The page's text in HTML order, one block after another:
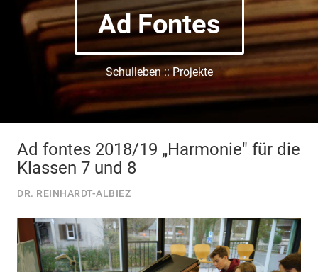
Ad Fontes
Schulleben :: Projekte
Ad fontes 2018/19 „Harmonie" für die
Klassen 7 und 8
DR. REINHARDT-ALBIEZ